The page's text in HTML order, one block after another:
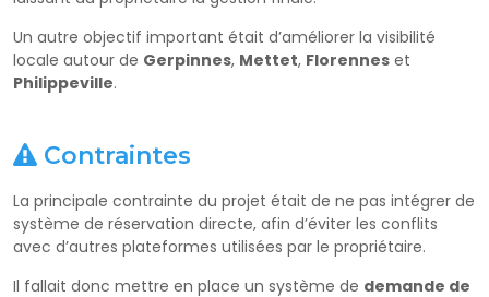
Un autre objectif important était d’améliorer la visibilité
locale autour de Gerpinnes, Mettet, Florennes et
Philippeville.
Contraintes
La principale contrainte du projet était de ne pas intégrer de
système de réservation directe, afin d’éviter les conflits
avec d’autres plateformes utilisées par le propriétaire.
Il fallait donc mettre en place un système de demande de